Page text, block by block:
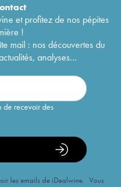
et profitez de nos pépites
!
mail : nos découvertes du
analyses...
de recevoir des
les emails de iDealwine. Vous